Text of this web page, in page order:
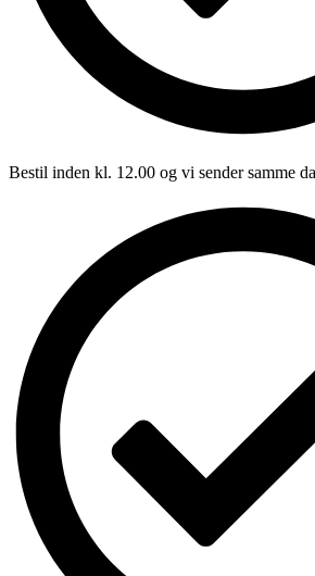
Bestil inden kl. 12.00 og vi sender samme